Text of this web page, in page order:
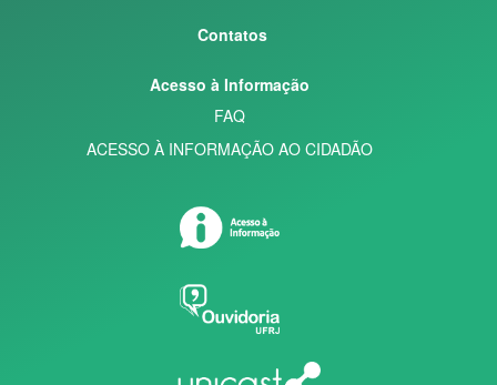
Contatos
Acesso à Informação
FAQ
ACESSO À INFORMAÇÃO AO CIDADÃO